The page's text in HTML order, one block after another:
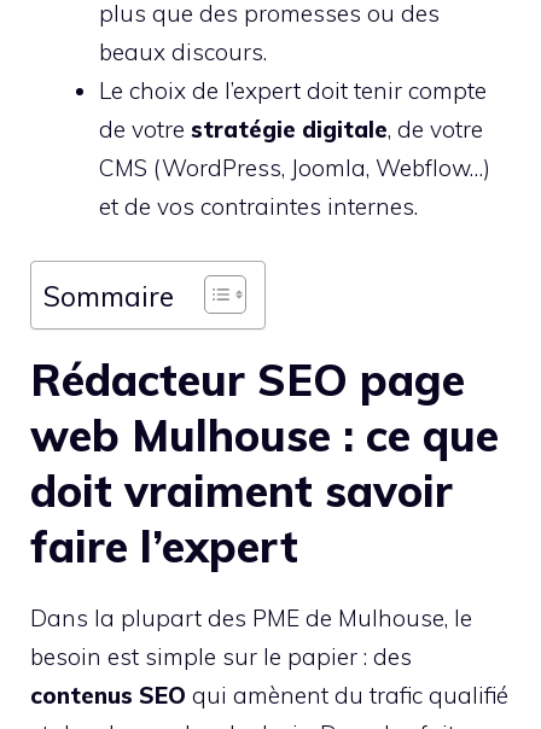
plus que des promesses ou des
beaux discours.
Le choix de l’expert doit tenir compte
de votre stratégie digitale, de votre
CMS (WordPress, Joomla, Webflow…)
et de vos contraintes internes.
Sommaire
Rédacteur SEO page
web Mulhouse : ce que
doit vraiment savoir
faire l’expert
Dans la plupart des PME de Mulhouse, le
besoin est simple sur le papier : des
contenus SEO qui amènent du trafic qualifié